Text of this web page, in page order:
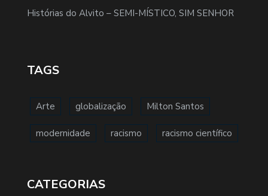
Histórias do Alvito – SEMI-MÍSTICO, SIM SENHOR
TAGS
Arte globalização Milton Santos
modernidade racismo racismo científico
CATEGORIAS